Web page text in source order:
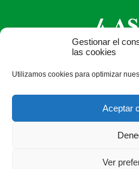
Gestionar el
las cookies
Utilizamos cookies para optimizar
Aceptar
Ver
Valladolid - España ·